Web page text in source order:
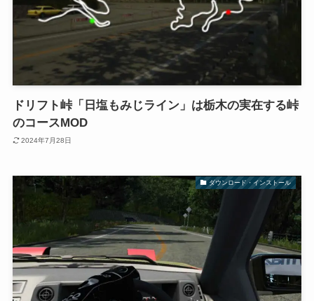
ドリフト峠「日塩もみじライン」は栃木の実在する峠
のコースMOD
2024年7月28日
ダウンロード・インストール